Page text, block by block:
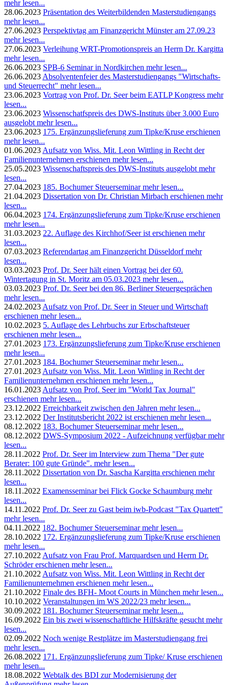
mehr lesen...
28.06.2023 Präsentation des Weiterbildenden Masterstudiengangs
mehr lesen...
27.06.2023 Perspektivtag am Finanzgericht Münster am 27.09.23
mehr lesen...
27.06.2023 Verleihung WRT-Promotionspreis an Herrn Dr. Kargitta
mehr lesen...
26.06.2023 SPB-6 Seminar in Nordkirchen mehr lesen...
26.06.2023 Absolventenfeier des Masterstudiengangs "Wirtschafts-
und Steuerrecht" mehr lesen...
23.06.2023 Vortrag von Prof. Dr. Seer beim EATLP Kongress mehr
lesen...
23.06.2023 Wissenschatfspreis des DWS-Instituts über 3.000 Euro
ausgelobt mehr lesen...
23.06.2023 175. Ergänzungslieferung zum Tipke/Kruse erschienen
mehr lesen...
01.06.2023 Aufsatz von Wiss. Mit. Leon Wittling in Recht der
Familienunternehmen erschienen mehr lesen...
25.05.2023 Wissenschaftspreis des DWS-Instituts ausgelobt mehr
lesen...
27.04.2023 185. Bochumer Steuerseminar mehr lesen...
21.04.2023 Dissertation von Dr. Christian Mirbach erschienen mehr
lesen...
06.04.2023 174. Ergänzungslieferung zum Tipke/Kruse erschienen
mehr lesen...
31.03.2023 22. Auflage des Kirchhof/Seer ist erschienen mehr
lesen...
07.03.2023 Referendartag am Finanzgericht Düsseldorf mehr
lesen...
03.03.2023 Prof. Dr. Seer hält einen Vortrag bei der 60.
Wintertagung in St. Moritz am 05.03.2023 mehr lesen...
03.03.2023 Prof. Dr. Seer bei den 86. Berliner Steuergesprächen
mehr lesen...
24.02.2023 Aufsatz von Prof. Dr. Seer in Steuer und Wirtschaft
erschienen mehr lesen...
10.02.2023 5. Auflage des Lehrbuchs zur Erbschaftsteuer
erschienen mehr lesen...
27.01.2023 173. Ergänzungslieferung zum Tipke/Kruse erschienen
mehr lesen...
27.01.2023 184. Bochumer Steuerseminar mehr lesen...
27.01.2023 Aufsatz von Wiss. Mit. Leon Wittling in Recht der
Familienunternehmen erschienen mehr lesen...
16.01.2023 Aufsatz von Prof. Seer im "World Tax Journal"
erschienen mehr lesen...
23.12.2022 Erreichbarkeit zwischen den Jahren mehr lesen...
23.12.2022 Der Institutsbericht 2022 ist erschienen mehr lesen...
08.12.2022 183. Bochumer Steuerseminar mehr lesen...
08.12.2022 DWS-Symposium 2022 - Aufzeichnung verfügbar mehr
lesen...
28.11.2022 Prof. Dr. Seer im Interview zum Thema "Der gute
Berater: 100 gute Gründe". mehr lesen...
28.11.2022 Dissertation von Dr. Sascha Kargitta erschienen mehr
lesen...
18.11.2022 Examensseminar bei Flick Gocke Schaumburg mehr
lesen...
14.11.2022 Prof. Dr. Seer zu Gast beim iwb-Podcast "Tax Quartett"
mehr lesen...
04.11.2022 182. Bochumer Steuerseminar mehr lesen...
28.10.2022 172. Ergänzungslieferung zum Tipke/Kruse erschienen
mehr lesen...
27.10.2022 Aufsatz von Frau Prof. Marquardsen und Herrn Dr.
Schröder erschienen mehr lesen...
21.10.2022 Aufsatz von Wiss. Mit. Leon Wittling in Recht der
Familienunternehmen erschienen mehr lesen...
21.10.2022 Finale des BFH- Moot Courts in München mehr lesen...
10.10.2022 Veranstaltungen im WS 2022/23 mehr lesen...
30.09.2022 181. Bochumer Steuerseminar mehr lesen...
16.09.2022 Ein bis zwei wissenschaftliche Hilfskräfte gesucht mehr
lesen...
02.09.2022 Noch wenige Restplätze im Masterstudiengang frei
mehr lesen...
26.08.2022 171. Ergänzungslieferung zum Tipke/ Kruse erschienen
mehr lesen...
18.08.2022 Webtalk des BDI zur Modernisierung der